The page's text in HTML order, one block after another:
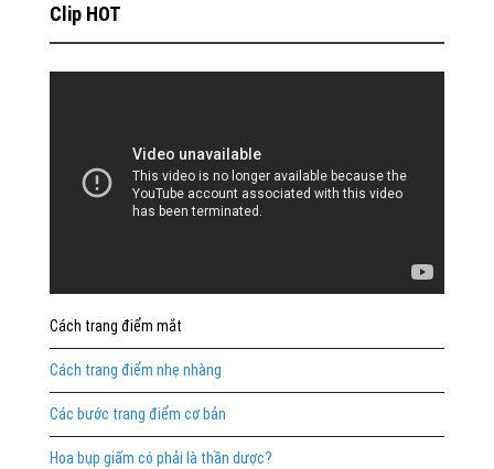
Clip HOT
Cách trang điểm mắt
Cách trang điểm nhẹ nhàng
Các bước trang điểm cơ bản
Hoa bụp giấm có phải là thần dược?